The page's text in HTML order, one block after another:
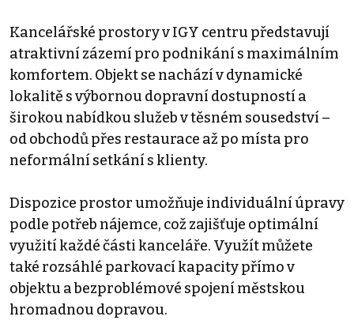
Kancelářské prostory v IGY centru představují
atraktivní zázemí pro podnikání s maximálním
komfortem. Objekt se nachází v dynamické
lokalitě s výbornou dopravní dostupností a
širokou nabídkou služeb v těsném sousedství –
od obchodů přes restaurace až po místa pro
neformální setkání s klienty.
Dispozice prostor umožňuje individuální úpravy
podle potřeb nájemce, což zajišťuje optimální
využití každé části kanceláře. Využít můžete
také rozsáhlé parkovací kapacity přímo v
objektu a bezproblémové spojení městskou
hromadnou dopravou.